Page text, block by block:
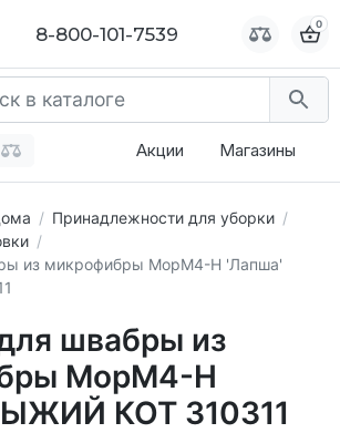
8-800-101-7539 0
Акции Магазины
Принадлежности для уборки
из микрофибры МорМ4-H 'Лапша'
швабры из
МорМ4-H
КОТ 310311
8-800-101-7539 0